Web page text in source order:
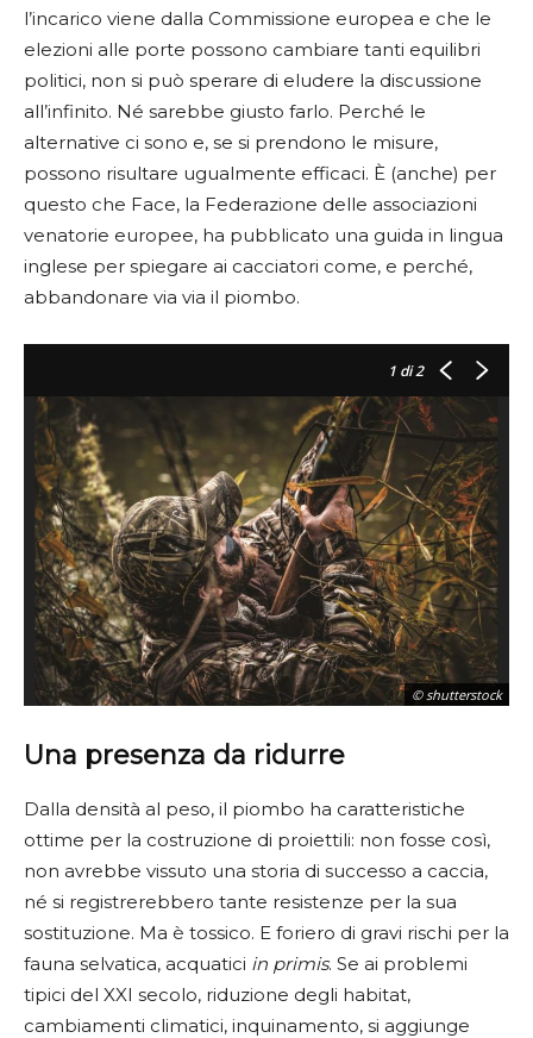
l’incarico viene dalla Commissione europea e che le
elezioni alle porte possono cambiare tanti equilibri
politici, non si può sperare di eludere la discussione
all’infinito. Né sarebbe giusto farlo. Perché le
alternative ci sono e, se si prendono le misure,
possono risultare ugualmente efficaci. È (anche) per
questo che Face, la Federazione delle associazioni
venatorie europee, ha pubblicato una guida in lingua
inglese per spiegare ai cacciatori come, e perché,
abbandonare via via il piombo.
1 di 2
© shutterstock
Una presenza da ridurre
Dalla densità al peso, il piombo ha caratteristiche
ottime per la costruzione di proiettili: non fosse così,
non avrebbe vissuto una storia di successo a caccia,
né si registrerebbero tante resistenze per la sua
sostituzione. Ma è tossico. E foriero di gravi rischi per la
fauna selvatica, acquatici in primis. Se ai problemi
tipici del XXI secolo, riduzione degli habitat,
cambiamenti climatici, inquinamento, si aggiunge